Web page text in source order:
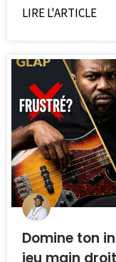
LIRE L'ARTICLE
Domine ton